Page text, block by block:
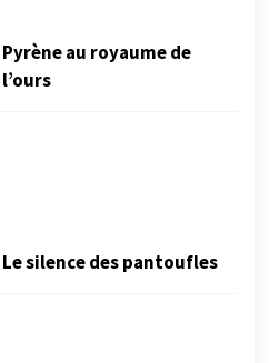
Pyrène au royaume de
l’ours
Le silence des pantoufles